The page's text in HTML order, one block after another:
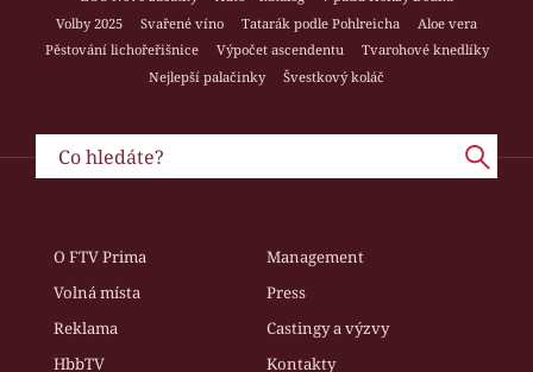
Volby 2025
Svařené víno Tatarák podle Pohlreicha
Aloe vera
Pěstování lichořeřišnice
Výpočet ascendentu
Tvarohové knedlíky
Nejlepší palačinky
Švestkový koláč
O FTV Prima
Management
Volná místa
Press
Reklama
Castingy a výzvy
HbbTV
Kontakty